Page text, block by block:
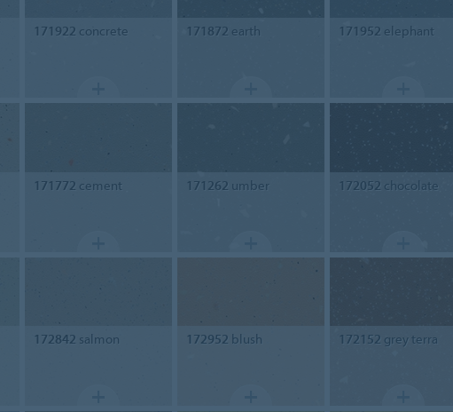
171922 concrete 171872 earth 171952 elephant
171772 cement 171262 umber 172052 chocolate
172842 salmon 172952 blush 172152 grey terra